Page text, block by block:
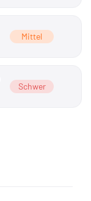
Mittel
Schwer